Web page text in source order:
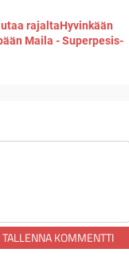
rajaltaHyvinkään
Maila - Superpesis-
TALLENNA KOMMENTTI